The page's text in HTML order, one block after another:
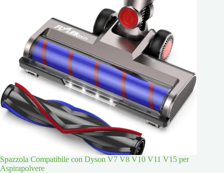
Spazzola Compatibile con Dyson V7 V8 V10 V11 V15 per
Aspirapolvere